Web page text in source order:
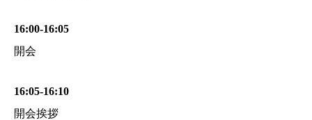
16:00-16:05
開会
16:05-16:10
開会挨拶